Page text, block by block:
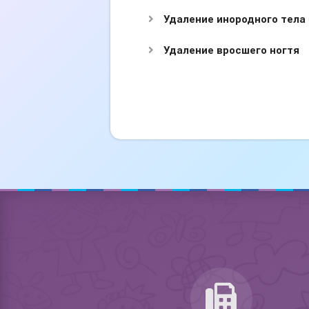
Удаление инородного
Удаление вросшего ногтя